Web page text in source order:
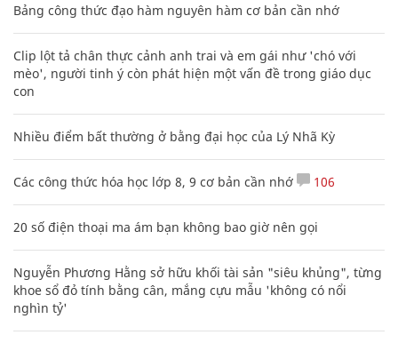
Bảng công thức đạo hàm nguyên hàm cơ bản cần nhớ
Clip lột tả chân thực cảnh anh trai và em gái như 'chó với
mèo', người tinh ý còn phát hiện một vấn đề trong giáo dục
con
Nhiều điểm bất thường ở bằng đại học của Lý Nhã Kỳ
Các công thức hóa học lớp 8, 9 cơ bản cần nhớ 106
20 số điện thoại ma ám bạn không bao giờ nên gọi
Nguyễn Phương Hằng sở hữu khối tài sản "siêu khủng", từng
khoe sổ đỏ tính bằng cân, mắng cựu mẫu 'không có nổi
nghìn tỷ'